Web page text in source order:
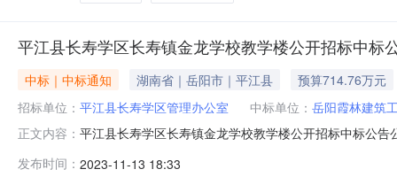
平江县长寿学区长寿镇金龙学校教学楼公开招标中标
中标｜中标通知 湖南省｜岳阳市｜平江县
预算714.76万元
招标单位： 平江县长寿学区管理办公室 中标单位： 岳阳霞林建筑
正文内容： 平江县长寿学区长寿镇金龙学校教学楼公开招标中标公
币（大写）伍佰肆拾伍万肆仟柒佰肆拾柒元柒角贰分
发布时间： 2023-11-13 18:33